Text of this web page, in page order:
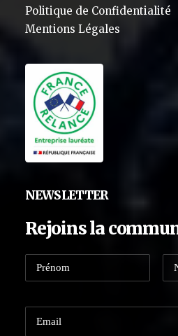
Politique de Confidentialité
Mentions Légales
NEWSLETTER
Rejoins la